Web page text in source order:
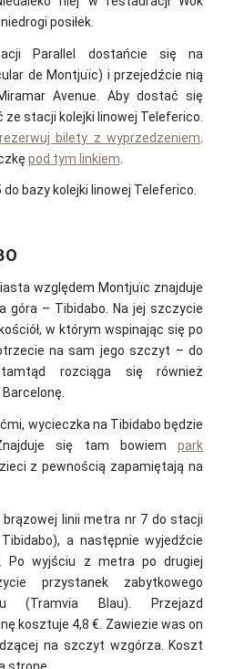
posiłek.
Parallel dostańcie się na
de Montjuïc) i przejedźcie nią
Avenue. Aby dostać się
stacji kolejki linowej Teleferico.
bilety z wyprzedzeniem
pod tym linkiem
do bazy kolejki linowej Teleferico.
względem Montjuïc znajduje
góra – Tibidabo. Na jej szczycie
w którym wspinając się po
na sam jego szczyt – do
rozciąga się również
wycieczka na Tibidabo będzie
się tam bowiempark
z pewnością zapamiętają na
linii metra nr 7 do stacji
a następnie wyjedźcie
Po wyjściu z metra po drugiej
przystanek zabytkowego
(Tramvia Blau). Przejazd
kosztuje 4,8 €. Zawiezie was on
na szczyt wzgórza. Koszt